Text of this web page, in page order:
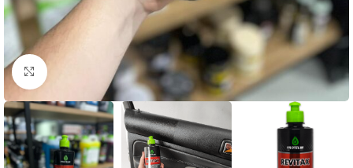
Clique para ampliar